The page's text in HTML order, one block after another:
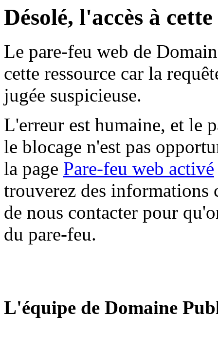
Désolé, l'accès à
Le pare-feu web de
cette ressource car la
jugée suspicieuse.
L'erreur est humaine, et le
le blocage n'est pas
la page Pare-feu web activé
trouverez des informations
de nous contacter pour
du pare-feu.
L'équipe de Domaine